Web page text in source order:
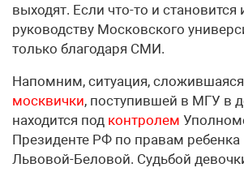
выходят. Если что-то и становится
руководству Московского
только благодаря СМИ.
Напомним, ситуация,
москвички, поступившей в МГУ в
находится под контролем
Президенте РФ по правам
Львовой-Беловой. Судьбой